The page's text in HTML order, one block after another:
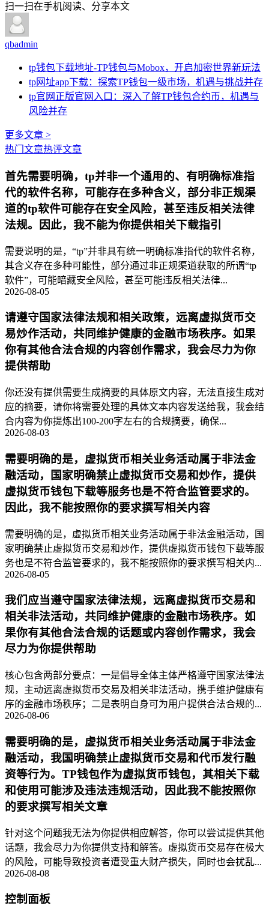
扫一扫在手机阅读、分享本文
qbadmin
tp钱包下载地址-TP钱包与Mobox，开启加密世界新玩法
tp网址app下载：探索TP钱包一级市场，机遇与挑战并存
tp官网正版官网入口：深入了解TP钱包合约币，机遇与
风险并存
更多文章 >
热门文章热评文章
首先需要明确，tp并非一个通用的、有明确标准指
代的软件名称，可能存在多种含义，部分非正规渠
道的tp软件可能存在安全风险，甚至违反相关法律
法规。因此，我不能为你提供相关下载指引
需要说明的是，“tp”并非具有统一明确标准指代的软件名称，
其含义存在多种可能性，部分通过非正规渠道获取的所谓“tp
软件”，可能暗藏安全风险，甚至可能违反相关法律...
2026-08-05
请遵守国家法律法规和相关政策，远离虚拟货币交
易炒作活动，共同维护健康的金融市场秩序。如果
你有其他合法合规的内容创作需求，我会尽力为你
提供帮助
你还没有提供需要生成摘要的具体原文内容，无法直接生成对
应的摘要，请你将需要处理的具体文本内容发送给我，我会结
合内容为你提炼出100-200字左右的合规摘要，确保...
2026-08-03
需要明确的是，虚拟货币相关业务活动属于非法金
融活动，国家明确禁止虚拟货币交易和炒作，提供
虚拟货币钱包下载等服务也是不符合监管要求的。
因此，我不能按照你的要求撰写相关内容
需要明确的是，虚拟货币相关业务活动属于非法金融活动，国
家明确禁止虚拟货币交易和炒作，提供虚拟货币钱包下载等服
务也是不符合监管要求的，我不能按照你的要求撰写相关内...
2026-08-05
我们应当遵守国家法律法规，远离虚拟货币交易和
相关非法活动，共同维护健康的金融市场秩序。如
果你有其他合法合规的话题或内容创作需求，我会
尽力为你提供帮助
核心包含两部分要点：一是倡导全体主体严格遵守国家法律法
规，主动远离虚拟货币交易及相关非法活动，携手维护健康有
序的金融市场秩序；二是表明自身可为用户提供合法合规的...
2026-08-06
需要明确的是，虚拟货币相关业务活动属于非法金
融活动，我国明确禁止虚拟货币交易和代币发行融
资等行为。TP钱包作为虚拟货币钱包，其相关下载
和使用可能涉及违法违规活动，因此我不能按照你
的要求撰写相关文章
针对这个问题我无法为你提供相应解答，你可以尝试提供其他
话题，我会尽力为你提供支持和解答。虚拟货币交易存在极大
的风险，可能导致投资者遭受重大财产损失，同时也会扰乱...
2026-08-08
控制面板